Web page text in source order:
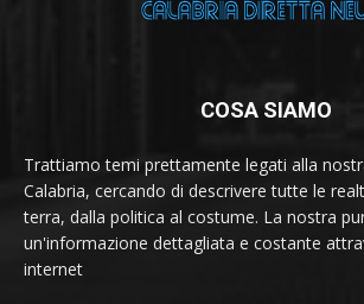
COSA SIAMO
Trattiamo temi prettamente legati alla
Calabria, cercando di descrivere tutte le
terra, dalla politica al costume. La nostra
un'informazione dettagliata e costante
internet